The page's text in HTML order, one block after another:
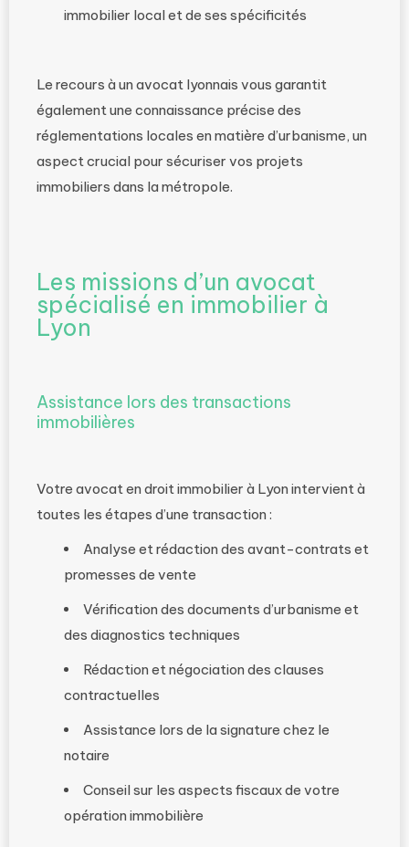
immobilier local et de ses spécificités
Le recours à un avocat lyonnais vous garantit
également une connaissance précise des
réglementations locales en matière d’urbanisme, un
aspect crucial pour sécuriser vos projets
immobiliers dans la métropole.
Les missions d’un avocat
spécialisé en immobilier à
Lyon
Assistance lors des transactions
immobilières
Votre avocat en droit immobilier à Lyon intervient à
toutes les étapes d’une transaction :
Analyse et rédaction des avant-contrats et
promesses de vente
Vérification des documents d’urbanisme et
des diagnostics techniques
Rédaction et négociation des clauses
contractuelles
Assistance lors de la signature chez le
notaire
Conseil sur les aspects fiscaux de votre
opération immobilière